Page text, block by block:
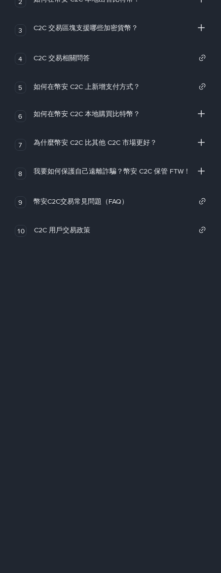
3 C2C 交易區塊支援哪些加密貨幣？
4 C2C 交易相關問答
5 如何在幣安 C2C 上新增支付方式？
6 如何在幣安 C2C 本地購買比特幣？
7 為什麼幣安 C2C 比其他 C2C 市場更好？
8 我要如何保護自己遠離詐騙？幣安 C2C 保管 FTW！
9 幣安C2C交易常見問題（FAQ）
10 C2C 用戶交易政策